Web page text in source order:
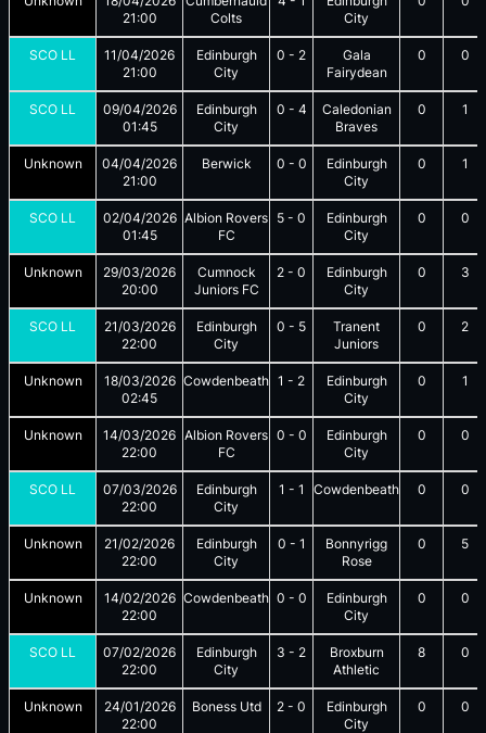
21:00
Colts
City
SCO LL
11/04/2026
21:00
Edinburgh
City
0 - 2
Gala
Fairydean
0 0
SCO LL
09/04/2026
01:45
Edinburgh
City
0 - 4
Caledonian
Braves
0 1
Unknown
04/04/2026
21:00
Berwick 0 - 0
Edinburgh
City
0 1
SCO LL
02/04/2026
01:45
Albion Rovers
FC
5 - 0
Edinburgh
City
0 0
Unknown
29/03/2026
20:00
Cumnock
Juniors FC
2 - 0
Edinburgh
City
0 3
SCO LL
21/03/2026
22:00
Edinburgh
City
0 - 5
Tranent
Juniors
0 2
Unknown
18/03/2026
02:45
Cowdenbeath 1 - 2
Edinburgh
City
0 1
Unknown
14/03/2026
22:00
Albion Rovers
FC
0 - 0
Edinburgh
City
0 0
SCO LL
07/03/2026
22:00
Edinburgh
City
1 - 1 Cowdenbeath 0 0
Unknown
21/02/2026
22:00
Edinburgh
City
0 - 1
Bonnyrigg
Rose
0 5
Unknown
14/02/2026
22:00
Cowdenbeath 0 - 0
Edinburgh
City
0 0
SCO LL
07/02/2026
22:00
Edinburgh
City
3 - 2
Broxburn
Athletic
8 0
Unknown
24/01/2026
22:00
Boness Utd 2 - 0
Edinburgh
City
0 0